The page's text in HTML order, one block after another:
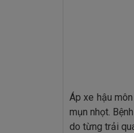
Áp xe hậu
mụn nhọt.
do từng trải